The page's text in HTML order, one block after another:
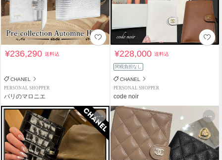
¥236,290送料込
CHANEL
PERSONAL SHOPPER
パリのマロニエ
¥228,000送料込
関税負担なし
CHANEL
PERSONAL SHOPPER
code noir